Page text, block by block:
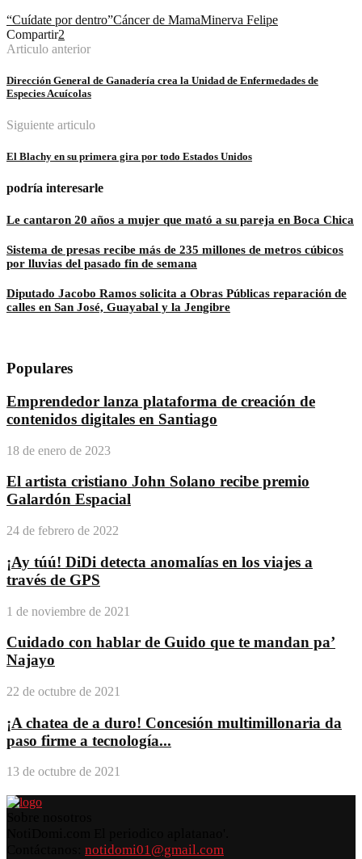
“Cuídate por dentro”Cáncer de MamaMinerva Felipe
Compartir2
Articulo anterior
Dirección General de Ganadería crea la Unidad de Enfermedades de
Especies Acuícolas
Siguiente articulo
El Blachy en su primera gira por todo Estados Unidos
podría interesarle
Le cantaron 20 años a mujer que mató a su pareja en Boca Chica
Sistema de presas recibe más de 235 millones de metros cúbicos
por lluvias del pasado fin de semana
Diputado Jacobo Ramos solicita a Obras Públicas reparación de
calles en San José, Guayabal y la Jengibre
Populares
Emprendedor lanza plataforma de creación de
contenidos digitales en Santiago
18 de enero de 2023
El artista cristiano John Solano recibe premio
Galardón Espacial
24 de febrero de 2022
¡Ay túú! DiDi detecta anomalías en los viajes a
través de GPS
1 de noviembre de 2021
Cuidado con hablar de Guido que te mandan pa’
Najayo
22 de octubre de 2021
¡A chatea de a duro! Concesión multimillonaria da
paso firme a tecnología...
13 de octubre de 2021
notidomi01@gmail.com